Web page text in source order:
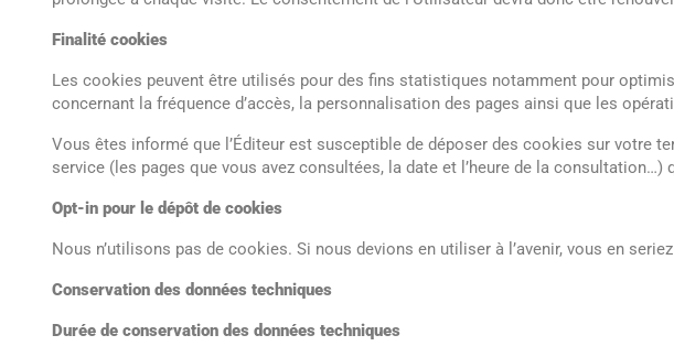
Finalité cookies
Les cookies peuvent être utilisés pour des fins statistiques notamment pour
concernant la fréquence d’accès, la personnalisation des pages ainsi que les
Vous êtes informé que l’Éditeur est susceptible de déposer des cookies sur votre
service (les pages que vous avez consultées, la date et l’heure de la
Opt-in pour le dépôt de cookies
Nous n’utilisons pas de cookies. Si nous devions en utiliser à l’avenir, vous en
Conservation des données techniques
Durée de conservation des données techniques